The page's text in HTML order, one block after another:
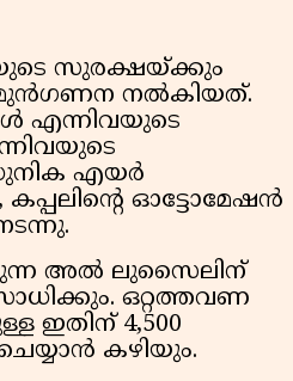
സുരക്ഷയ്ക്കും
മുൻഗണന നൽകിയത്.
എന്നിവയുടെ
എയർ
ഓട്ടോമേഷൻ
അൽ ലുസൈലിന്
ഒറ്റത്തവണ
ഇതിന് 4,500
കഴിയും.